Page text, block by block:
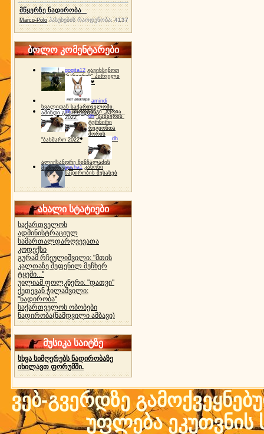
მწყერზე ნადირობა
Marco-Polo პასუხების რაოდენობა:4137
ბოლო კომენტარები
gogita12 გავიხსენოთ
"ბაზიერის" პირველი
ტურნირი ❤
amindi
ხვალიდან საქართველოში
ამინდი გაუარესდება
dh სპორტინგი "გურია
2022"
dh "ბაზიერის"
ტურნირი
რეგიონთა
შორის
"ბახმარო 2022"
dh
ალექსანდრე ჩინჩალაძის
მემორიალიgocha1 კანონი
ნადირობის შესახებ
ახალი სტატიები
საქართველოს
ადმინისტრაციულ
სამართალდარღვევათა
კოდექსი
გურამ რჩეულიშვილი: "მთის
კალთაზე შეფენილ მეჩხერ
ტყეში..."
უილიამ ფოლკნერი: "დათვი"
ქეთევან ჭილაშვილი:
"ნადირობა"
საქართველოს ობობები
ნადირობა(ნამდვილი ამბავი)
მუსიკა საიტზე
სხვა სიმღერებს ნადირობაზე
იხილავთ ფორუმში.
ვებ-გვერდზე
უფლება ეკუთვნის